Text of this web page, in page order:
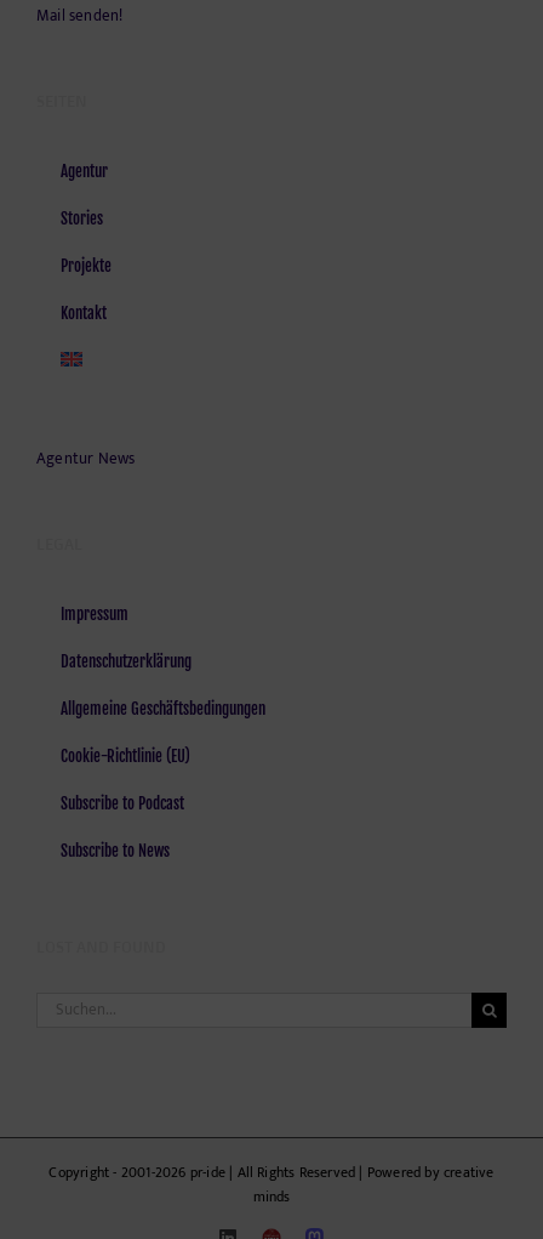
Mail senden!
Agentur
Stories
Projekte
Kontakt
Agentur News
Impressum
Datenschutzerklärung
Allgemeine Geschäftsbedingungen
Cookie-Richtlinie (EU)
Subscribe to Podcast
Subscribe to News
Suche
Copyright - 2001-2026 pr-ide | All Rights Reserved | Powered by creative
minds